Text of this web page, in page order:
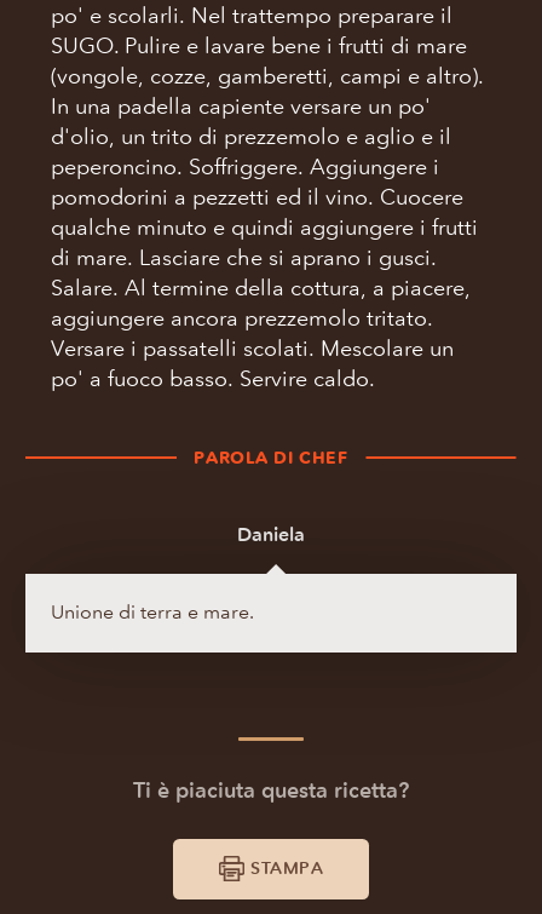
po' e scolarli. Nel trattempo preparare il
SUGO. Pulire e lavare bene i frutti di mare
(vongole, cozze, gamberetti, campi e altro).
In una padella capiente versare un po'
d'olio, un trito di prezzemolo e aglio e il
peperoncino. Soffriggere. Aggiungere i
pomodorini a pezzetti ed il vino. Cuocere
qualche minuto e quindi aggiungere i frutti
di mare. Lasciare che si aprano i gusci.
Salare. Al termine della cottura, a piacere,
aggiungere ancora prezzemolo tritato.
Versare i passatelli scolati. Mescolare un
po' a fuoco basso. Servire caldo.
PAROLA DI CHEF
Daniela
Unione di terra e mare.
Ti è piaciuta questa ricetta?
STAMPA